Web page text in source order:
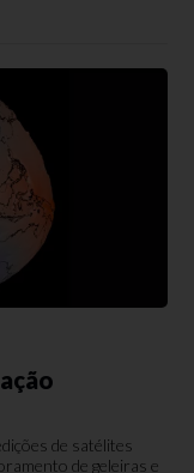
de satélites
de geleiras e